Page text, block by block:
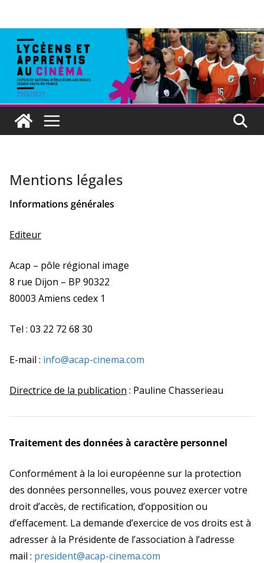
Mentions légales
Informations générales
Editeur
Acap – pôle régional image
8 rue Dijon – BP 90322
80003 Amiens cedex 1
Tel : 03 22 72 68 30
E-mail : info@acap-cinema.com
Directrice de la publication : Pauline Chasserieau
Traitement des données à caractère personnel
Conformément à la loi européenne sur la protection
des données personnelles, vous pouvez exercer votre
droit d’accès, de rectification, d’opposition ou
d’effacement. La demande d’exercice de vos droits est à
adresser à la Présidente de l’association à l’adresse
mail : president@acap-cinema.com